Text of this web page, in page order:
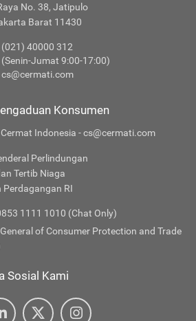
No. 38, Jatipulo
Barat 11430
(021) 40000 312
(Senin-Jumat 9:00-17:00)
cs@cermati.com
Konsumen
Indonesia - cs@cermati.com
Perlindungan
Tertib Niaga
Perdagangan RI
1111 1010 (Chat Only)
of Consumer Protection and Trade
Sosial Kami